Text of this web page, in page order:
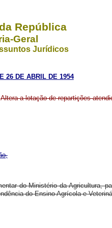
República
Geral
Jurídicos
26 DE ABRIL DE 1954
Alteraa lotaçãoderepartições
do Ministério da Agricultura,
do Ensino Agrícola e